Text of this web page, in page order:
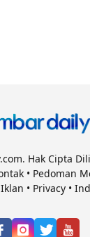
Hak Cipta
• Pedoman
• Privacy •